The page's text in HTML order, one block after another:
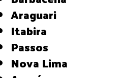
Araguari
Itabira
Passos
Nova Lima